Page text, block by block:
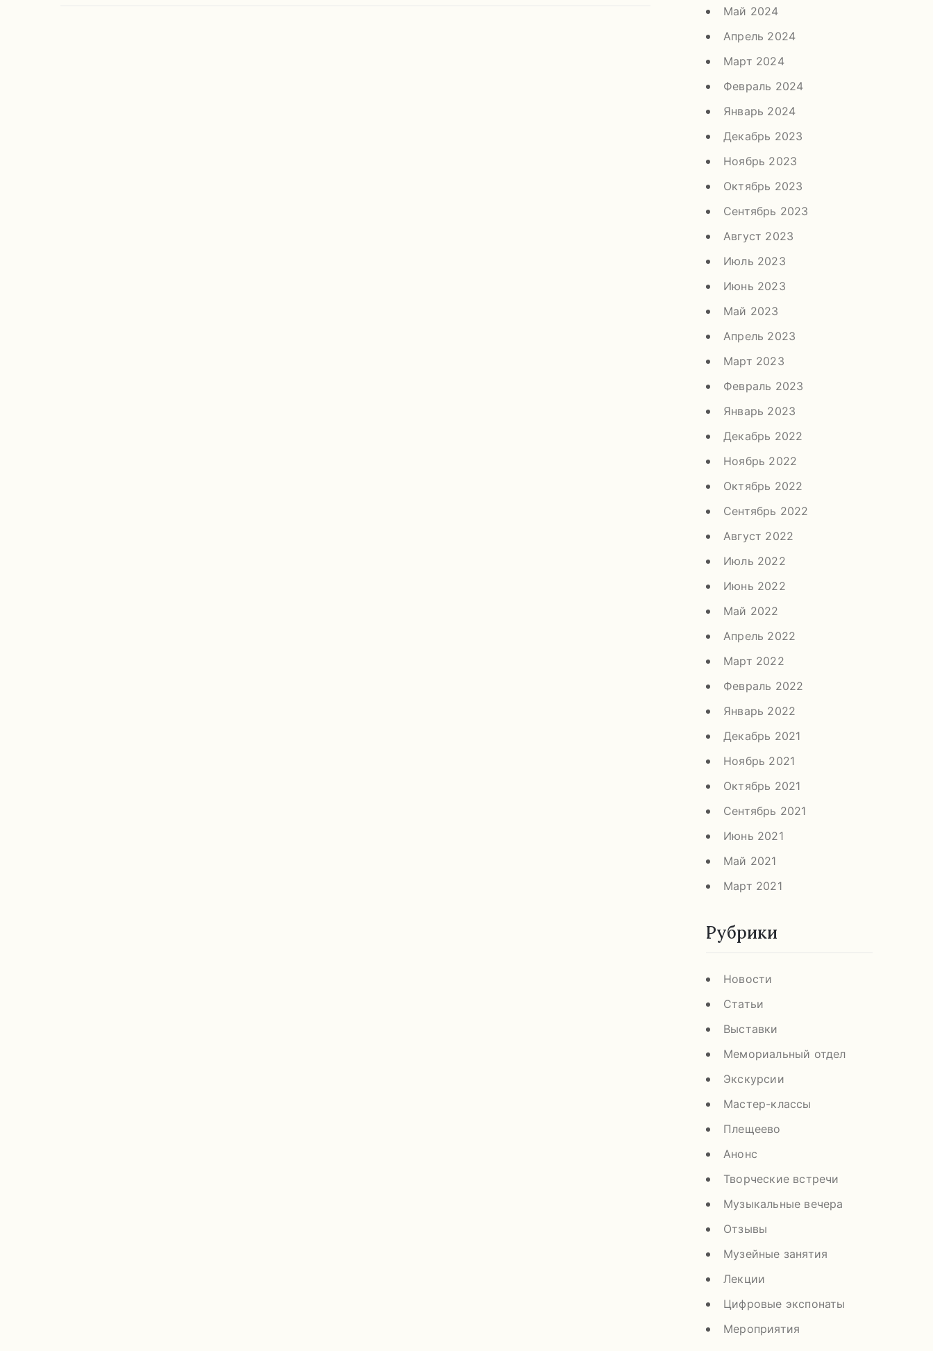
Май 2024
Апрель 2024
Март 2024
Февраль 2024
Январь 2024
Декабрь 2023
Ноябрь 2023
Октябрь 2023
Сентябрь 2023
Август 2023
Июль 2023
Июнь 2023
Май 2023
Апрель 2023
Март 2023
Февраль 2023
Январь 2023
Декабрь 2022
Ноябрь 2022
Октябрь 2022
Сентябрь 2022
Август 2022
Июль 2022
Июнь 2022
Май 2022
Апрель 2022
Март 2022
Февраль 2022
Январь 2022
Декабрь 2021
Ноябрь 2021
Октябрь 2021
Сентябрь 2021
Июнь 2021
Май 2021
Март 2021
Рубрики
Новости
Статьи
Выставки
Мемориальный отдел
Экскурсии
Мастер-классы
Плещеево
Анонс
Творческие встречи
Музыкальные вечера
Отзывы
Музейные занятия
Лекции
Цифровые экспонаты
Мероприятия